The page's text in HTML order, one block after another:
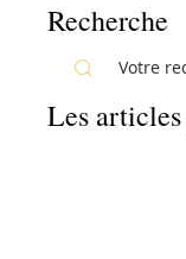
Recherche
Les articles